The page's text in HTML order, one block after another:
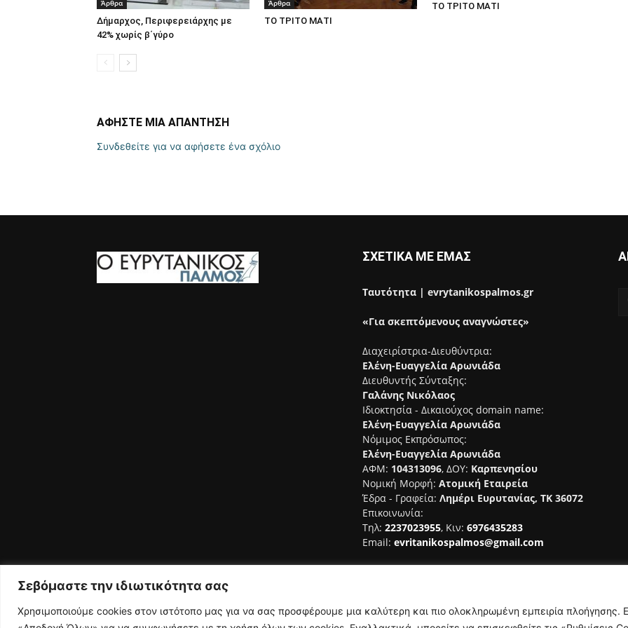
Σεβόμαστε την ιδιωτικότητα σας
Χρησιμοποιούμε cookies στον ιστότοπο μας για να σας προσφέρουμε μια καλύτερη και πιο ολοκληρωμένη εμπειρία πλοήγησης.
Άρθρα
Δήμαρχος, Περιφερειάρχης με
42% χωρίς β΄γύρο
Άρθρα
ΤΟ ΤΡΙΤΟ ΜΑΤΙ
ΤΟ ΤΡΙΤΟ ΜΑΤΙ
ΑΦΗΣΤΕ ΜΙΑ ΑΠΑΝΤΗΣΗ
Συνδεθείτε για να αφήσετε ένα σχόλιο
ΣΧΕΤΙΚΑ ΜΕ ΕΜΑΣ
Ταυτότητα | evrytanikospalmos.gr
«Για σκεπτόμενους αναγνώστες»
Διαχειρίστρια-Διευθύντρια:
Ελένη-Ευαγγελία Αρωνιάδα
Διευθυντής Σύνταξης:
Γαλάνης Νικόλαος
Ιδιοκτησία - Δικαιούχος domain name:
Ελένη-Ευαγγελία Αρωνιάδα
Νόμιμος Εκπρόσωπος:
Ελένη-Ευαγγελία Αρωνιάδα
ΑΦΜ: 104313096, ΔΟΥ: Καρπενησίου
Νομική Μορφή: Ατομική Εταιρεία
Έδρα - Γραφεία: Λημέρι Ευρυτανίας, ΤΚ 36072
Επικοινωνία:
Τηλ: 2237023955, Κιν: 6976435283
Email: evritanikospalmos@gmail.com